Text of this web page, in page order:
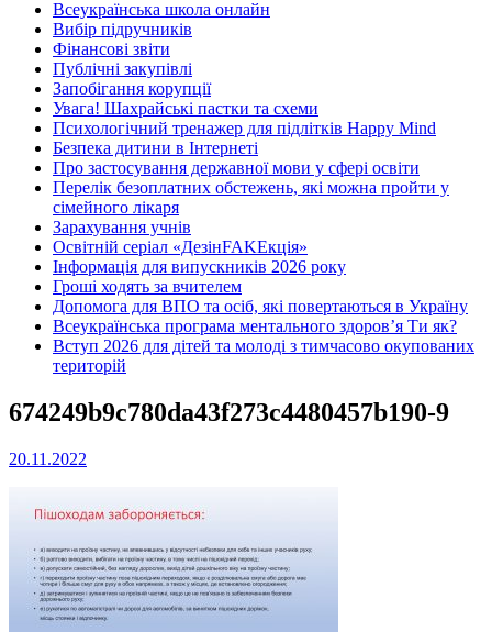
Всеукраїнська школа онлайн
Вибір підручників
Фінансові звіти
Публічні закупівлі
Запобігання корупції
Увага! Шахрайські пастки та схеми
Психологічний тренажер для підлітків Happy Mind
Безпека дитини в Інтернеті
Про застосування державної мови у сфері освіти
Перелік безоплатних обстежень, які можна пройти у
сімейного лікаря
Зарахування учнів
Освітній серіал «ДезінFAKEкція»
Інформація для випускників 2026 року
Гроші ходять за вчителем
Допомога для ВПО та осіб, які повертаються в Україну
Всеукраїнська програма ментального здоров’я Ти як?
Вступ 2026 для дітей та молоді з тимчасово окупованих
територій
674249b9c780da43f273c4480457b190-9
20.11.2022